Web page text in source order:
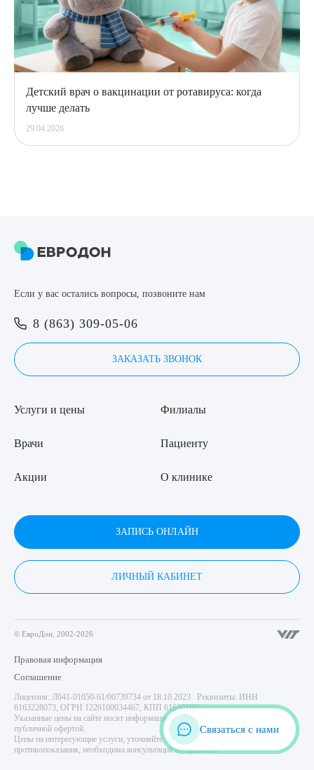
Детский врач о вакцинации от ротавируса: когда
лучше делать
29.04.2026
Если у вас остались вопросы, позвоните нам
8 (863) 309-05-06
ЗАКАЗАТЬ ЗВОНОК
Услуги и цены
Врачи
Акции
Филиалы
Пациенту
О клинике
ЗАПИСЬ ОНЛАЙН
ЛИЧНЫЙ КАБИНЕТ
© ЕвроДон, 2002-2026
Правовая информация
Соглашение
Лицензия: Л041-01050-61/00739734 от 18.10.2023 Реквизиты: ИНН
6163228073, ОГРН 1226100034467, КПП 616301001
Указанные цены на сайте носят информационный характер и не являются
публичной офертой.
Цены на интересующие услуги, уточняйте у администратора центра. Имеются
противопоказания, необходима консультация специалиста.
Связаться с нами